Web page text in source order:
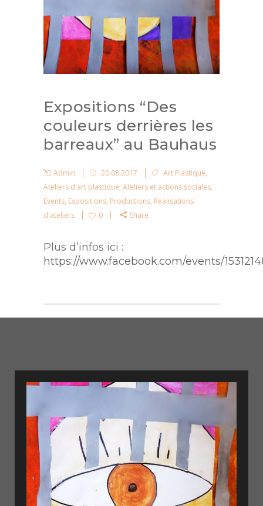
Expositions “Des
couleurs derrières les
barreaux” au Bauhaus
Admin 20.08.2017 Art Plastique,
Ateliers d'art plastique, Ateliers et actions sociales,
Events, Expositions, Productions, Réalisations
d'ateliers
0 Share
Plus d’infos ici :
https://www.facebook.com/events/